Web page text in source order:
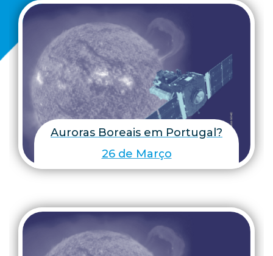
Auroras Boreais em Portugal?
26 de Março